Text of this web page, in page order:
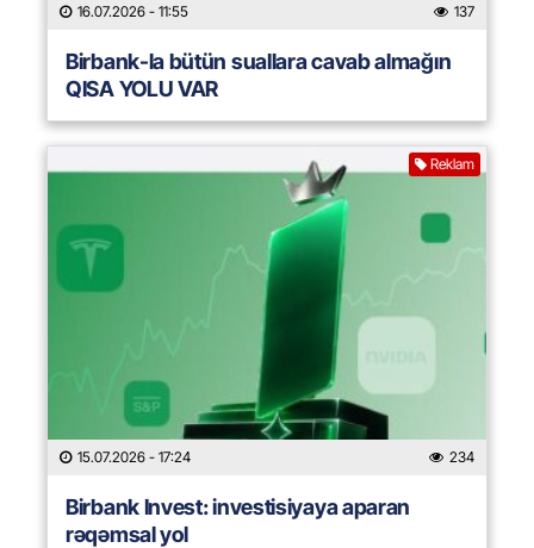
16.07.2026 - 11:55 137
Birbank-la bütün suallara cavab almağın
QISA YOLU VAR
Reklam
15.07.2026 - 17:24 234
Birbank Invest: investisiyaya aparan
rəqəmsal yol